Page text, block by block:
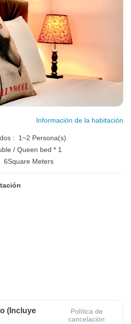
Información de la habitación
:
1~2 Persona(s)
/ Queen bed * 1
6Square Meters
(Incluye
Política de
cancelación